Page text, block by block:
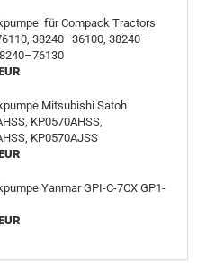
für Compack Tractors
38240–36100, 38240–
Mitsubishi Satoh
KP0570AHSS,
KP0570AJSS
Yanmar GPI-C-7CX GP1-